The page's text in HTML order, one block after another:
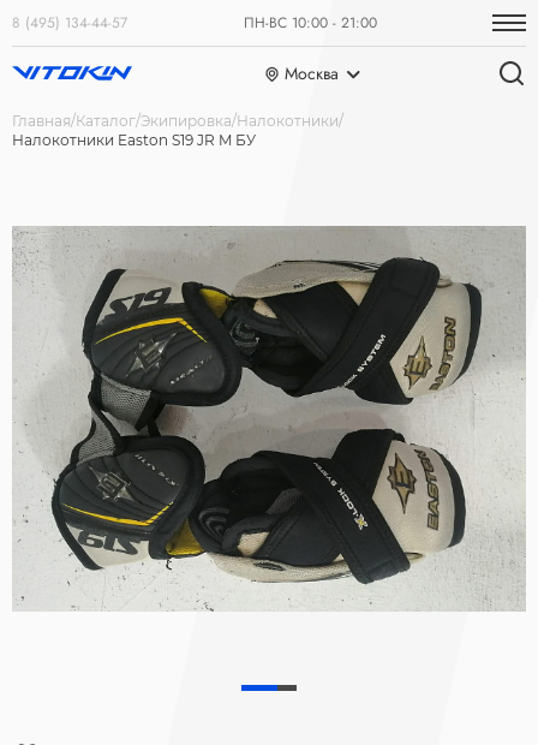
8 (495) 134-44-57 ПН-ВС 10:00 - 21:00
Москва
Главная Каталог Экипировка Налокотники
Налокотники Easton S19 JR M БУ